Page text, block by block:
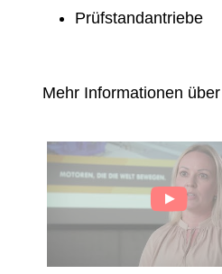
Prüfstandantriebe
Mehr Informationen